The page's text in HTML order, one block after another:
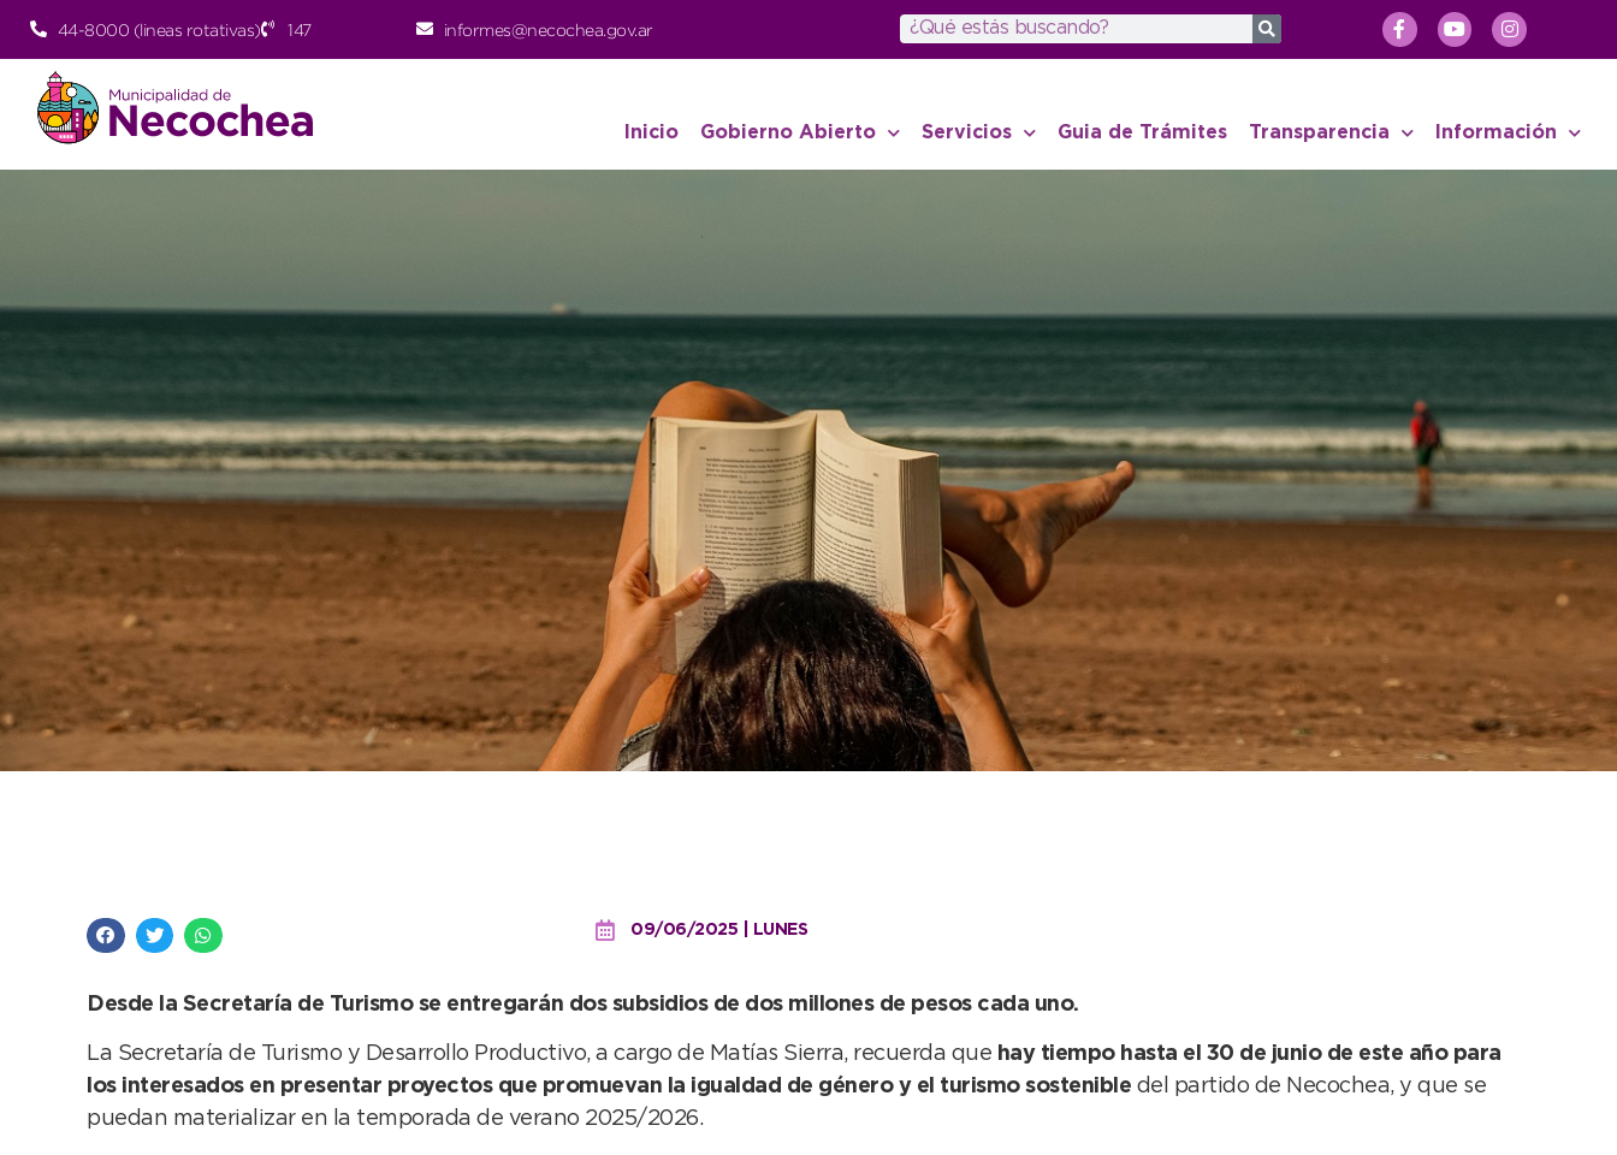
44-8000 (lineas rotativas) 147 informes@necochea.gov.ar
Inicio Gobierno Abierto Servicios Guia de Trámites Transparencia Información
09/06/2025 | LUNES
Desde la Secretaría de Turismo se entregarán dos subsidios de dos millones de pesos cada uno.
La Secretaría de Turismo y Desarrollo Productivo, a cargo de Matías Sierra, recuerda que hay tiempo hasta el 30 de junio de este año para
los interesados en presentar proyectos que promuevan la igualdad de género y el turismo sostenible del partido de Necochea, y que se
puedan materializar en la temporada de verano 2025/2026.